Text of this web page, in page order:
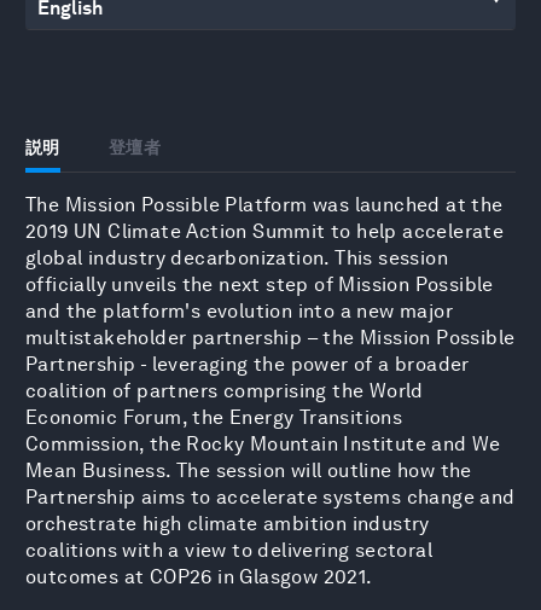
説明 登壇者
The Mission Possible Platform was launched at the
2019 UN Climate Action Summit to help accelerate
global industry decarbonization. This session
officially unveils the next step of Mission Possible
and the platform's evolution into a new major
multistakeholder partnership – the Mission Possible
Partnership - leveraging the power of a broader
coalition of partners comprising the World
Economic Forum, the Energy Transitions
Commission, the Rocky Mountain Institute and We
Mean Business. The session will outline how the
Partnership aims to accelerate systems change and
orchestrate high climate ambition industry
coalitions with a view to delivering sectoral
outcomes at COP26 in Glasgow 2021.